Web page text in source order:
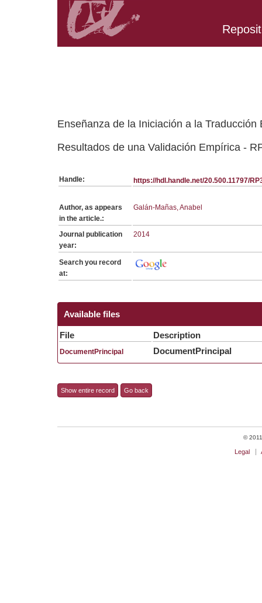
Enseñanza de la Iniciación a la
Resultados de una Validación Empírica -
Handle: https://hdl.handle.net/20.500.11797/
Author, as appears
in the article.:
Galán-Mañas, Anabel
Journal publication
year:
2014
Search you record
at:
Available files
File Description
DocumentPrincipal DocumentPrincipal
Show entire record Go back
©
Legal